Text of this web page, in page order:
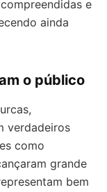
e
ainda
o público
verdadeiros
como
grande
bem